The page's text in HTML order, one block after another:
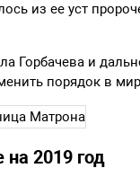
из ее уст
Горбачева и
порядок в
на 2019 год